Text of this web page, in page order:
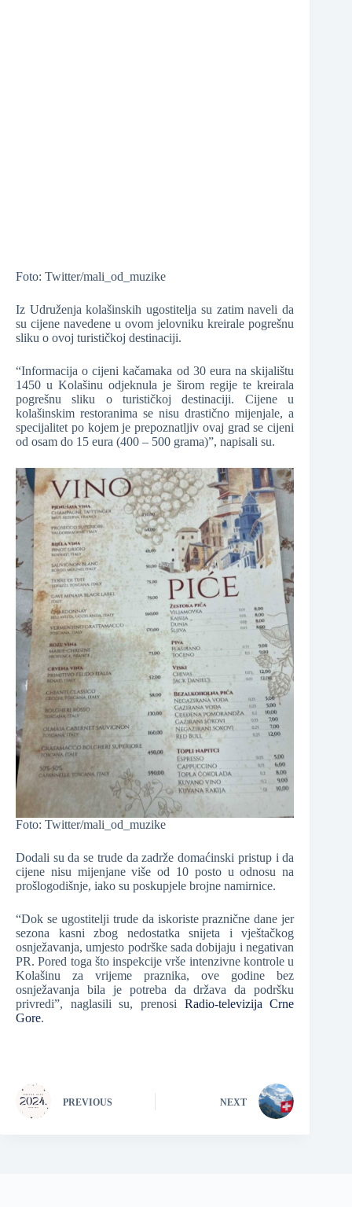
Foto: Twitter/mali_od_muzike
Iz Udruženja kolašinskih ugostitelja su zatim naveli da
su cijene navedene u ovom jelovniku kreirale pogrešnu
sliku o ovoj turističkoj destinaciji.
“Informacija o cijeni kačamaka od 30 eura na skijalištu
1450 u Kolašinu odjeknula je širom regije te kreirala
pogrešnu sliku o turističkoj destinaciji. Cijene u
kolašinskim restoranima se nisu drastično mijenjale, a
specijalitet po kojem je prepoznatljiv ovaj grad se cijeni
od osam do 15 eura (400 – 500 grama)”, napisali su.
Foto: Twitter/mali_od_muzike
Dodali su da se trude da zadrže domaćinski pristup i da
cijene nisu mijenjane više od 10 posto u odnosu na
prošlogodišnje, iako su poskupjele brojne namirnice.
“Dok se ugostitelji trude da iskoriste praznične dane jer
sezona kasni zbog nedostatka snijeta i vještačkog
osnježavanja, umjesto podrške sada dobijaju i negativan
PR. Pored toga što inspekcije vrše intenzivne kontrole u
Kolašinu za vrijeme praznika, ove godine bez
osnježavanja bila je potreba da država da podršku
privredi”, naglasili su, prenosi Radio-televizija Crne
Gore.
PREVIOUS NEXT